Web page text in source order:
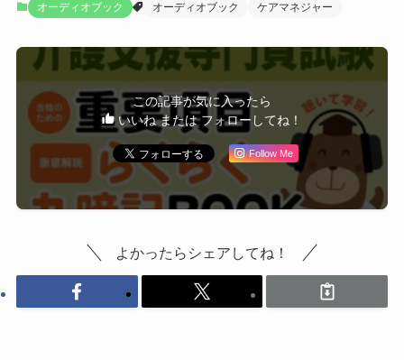
オーディオブック オーディオブック ケアマネジャー
この記事が気に入ったら
いいね または フォローしてね！
Follow Me
よかったらシェアしてね！